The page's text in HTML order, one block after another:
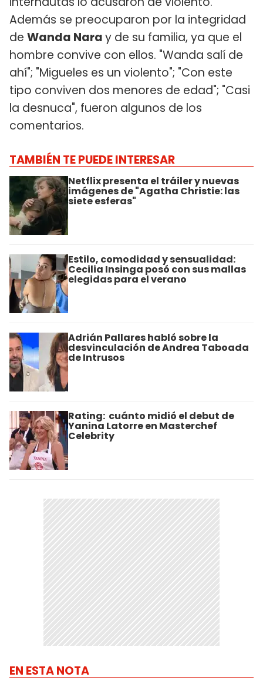
Además se preocuparon por la integridad
de Wanda Naray de su familia, ya que el
hombre convive con ellos. "Wanda salí de
ahí"; "Migueles es un violento"; "Con este
tipo conviven dos menores de edad"; "Casi
la desnuca", fueron algunos de los
comentarios.
TAMBIÉN TE PUEDE INTERESAR
Netflix presenta el tráiler y nuevas
imágenes de "Agatha Christie: las
siete esferas"
Estilo, comodidad y sensualidad:
Cecilia Insinga posó con sus mallas
elegidas para el verano
Adrián Pallares habló sobre la
desvinculación de Andrea Taboada
de Intrusos
Rating: cuánto midió el debut de
Yanina Latorre en Masterchef
Celebrity
EN ESTA NOTA